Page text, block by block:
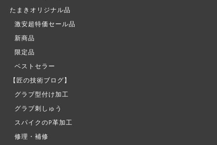
たまきオリジナル品
激安超特価セール品
新商品
限定品
ベストセラー
【匠の技術ブログ】
グラブ型付け加工
グラブ刺しゅう
スパイクのP革加工
修理・補修